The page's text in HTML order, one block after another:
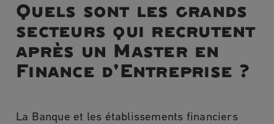
Quels sont les grands
secteurs qui recrutent
après un Master en
Finance d’Entreprise ?
La Banque et les établissements financiers